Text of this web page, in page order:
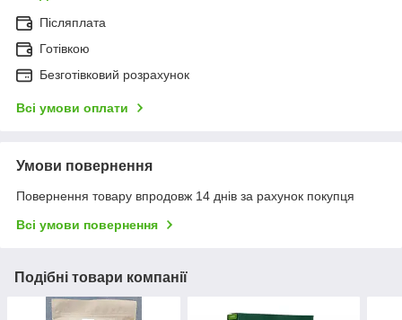
Післяплата
Готівкою
Безготівковий розрахунок
Всі умови оплати
Умови повернення
Повернення товару впродовж 14 днів за рахунок покупця
Всі умови повернення
Подібні товари компанії